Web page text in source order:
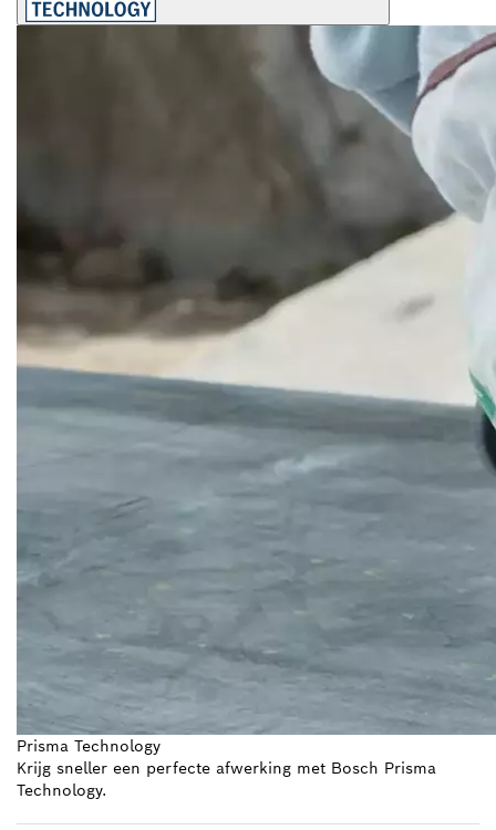
Prisma Technology
Krijg sneller een perfecte afwerking met Bosch Prisma
Technology.